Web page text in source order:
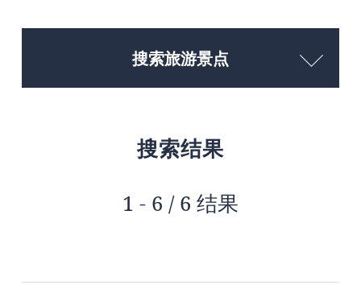
搜索旅游景点
搜索结果
1 - 6 / 6 结果